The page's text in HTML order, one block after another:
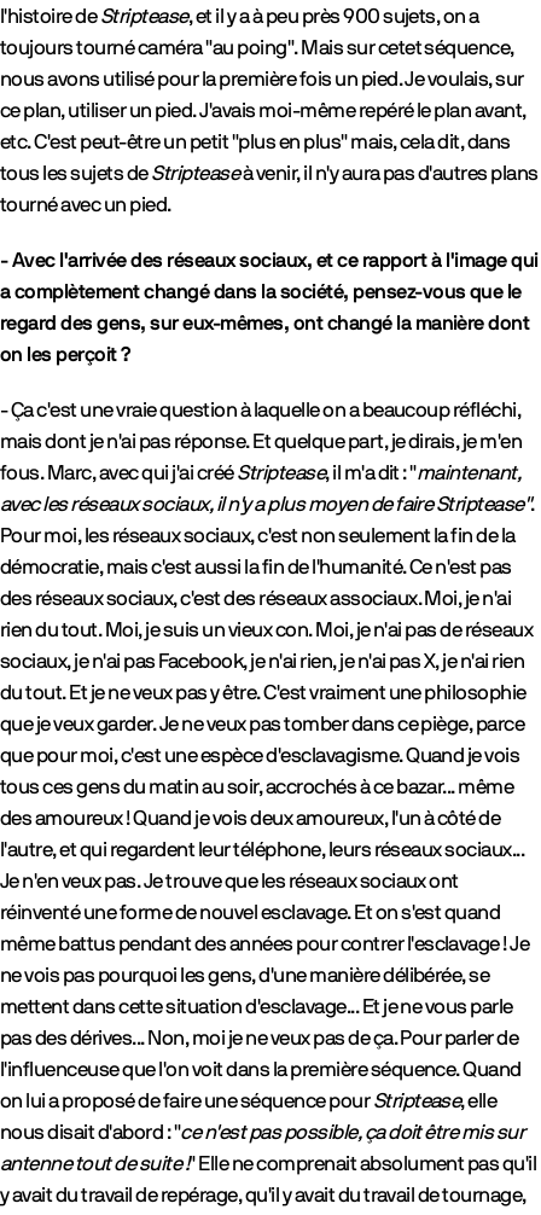
l'histoire deStriptease, et il y a à peu près 900 sujets, on a
toujours tourné caméra "au poing". Mais sur cetet séquence,
nous avons utilisé pour la première fois un pied. Je voulais, sur
ce plan, utiliser un pied. J'avais moi-même repéré le plan avant,
etc. C'est peut-être un petit "plus en plus" mais, cela dit, dans
tous les sujets deStripteaseà venir, il n'y aura pas d'autres plans
tourné avec un pied.
- Avec l'arrivée des réseaux sociaux, et ce rapport à l'image qui
a complètement changé dans la société, pensez-vous que le
regard des gens, sur eux-mêmes, ont changé la manière dont
on les perçoit ?
- Ça c'est une vraie question à laquelle on a beaucoup réfléchi,
mais dont je n'ai pas réponse. Et quelque part, je dirais, je m'en
fous. Marc, avec qui j'ai crééStriptease, il m'a dit : "maintenant,
avec les réseaux sociaux, il n'y a plus moyen de faireStriptease".
Pour moi, les réseaux sociaux, c'est non seulement la fin de la
démocratie, mais c'est aussi la fin de l'humanité. Ce n'est pas
des réseaux sociaux, c'est des réseaux associaux. Moi, je n'ai
rien du tout. Moi, je suis un vieux con. Moi, je n'ai pas de réseaux
sociaux, je n'ai pas Facebook, je n'ai rien, je n'ai pas X, je n'ai rien
du tout. Et je ne veux pas y être. C'est vraiment une philosophie
que je veux garder. Je ne veux pas tomber dans ce piège, parce
que pour moi, c'est une espèce d'esclavagisme. Quand je vois
tous ces gens du matin au soir, accrochés à ce bazar... même
des amoureux ! Quand je vois deux amoureux, l'un à côté de
l'autre, et qui regardent leur téléphone, leurs réseaux sociaux...
Je n'en veux pas. Je trouve que les réseaux sociaux ont
réinventé une forme de nouvel esclavage. Et on s'est quand
même battus pendant des années pour contrer l'esclavage ! Je
ne vois pas pourquoi les gens, d'une manière délibérée, se
mettent dans cette situation d'esclavage... Et je ne vous parle
pas des dérives... Non, moi je ne veux pas de ça. Pour parler de
l'influenceuse que l'on voit dans la première séquence. Quand
on lui a proposé de faire une séquence pourStriptease, elle
nous disait d'abord : "ce n'est pas possible, ça doit être mis sur
antenne tout de suite !" Elle ne comprenait absolument pas qu'il
y avait du travail de repérage, qu'il y avait du travail de tournage,